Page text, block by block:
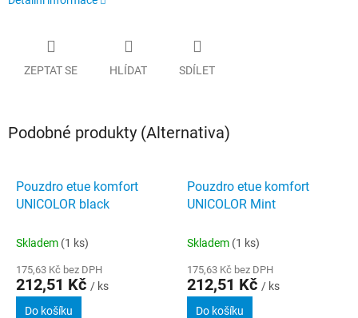
ZEPTAT SE HLÍDAT SDÍLET
Podobné produkty (Alternativa)
Pouzdro etue komfort
UNICOLOR black
Skladem (1 ks)
175,63 Kč bez DPH
212,51 Kč / ks
Do košíku
Pouzdro etue komfort
UNICOLOR Mint
Skladem (1 ks)
175,63 Kč bez DPH
212,51 Kč / ks
Do košíku